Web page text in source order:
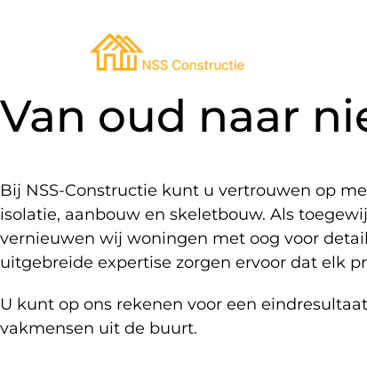
Constructie
Ons familiebedrijf uit Heist-
maakt van jouw huis een
duurzame thuis.
Gratis thuisbezoek aanvragen
Van oud naar
Bij NSS-Constructie kunt u vertrouwen op
isolatie, aanbouw en skeletbouw. Als
vernieuwen wij woningen met oog voor
uitgebreide expertise zorgen ervoor dat elk
U kunt op ons rekenen voor een
vakmensen uit de buurt.